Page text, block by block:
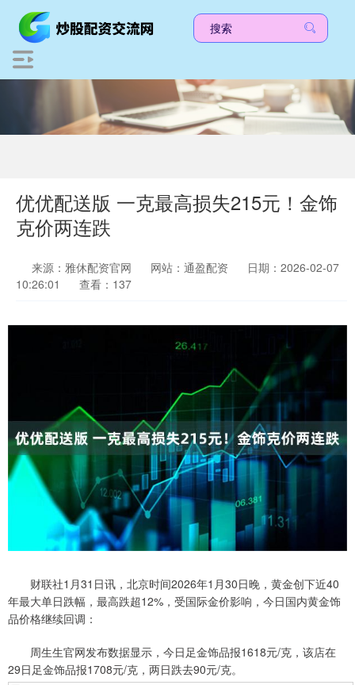
优优配送版 一克最高损失215元！金饰
克价两连跌
来源：雅休配资官网 网站：通盈配资
日期：2026-02-07
10:26:01
查看：137
财联社1月31日讯，北京时间2026年1月30日晚，黄金创下近40
年最大单日跌幅，最高跌超12%，受国际金价影响，今日国内黄金饰
品价格继续回调：
周生生官网发布数据显示，今日足金饰品报1618元/克，该店在
29日足金饰品报1708元/克，两日跌去90元/克。